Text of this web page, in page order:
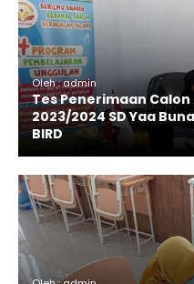
Oleh : admin
Tes Penerimaan
2023/2024 SD Yaa
BIRD